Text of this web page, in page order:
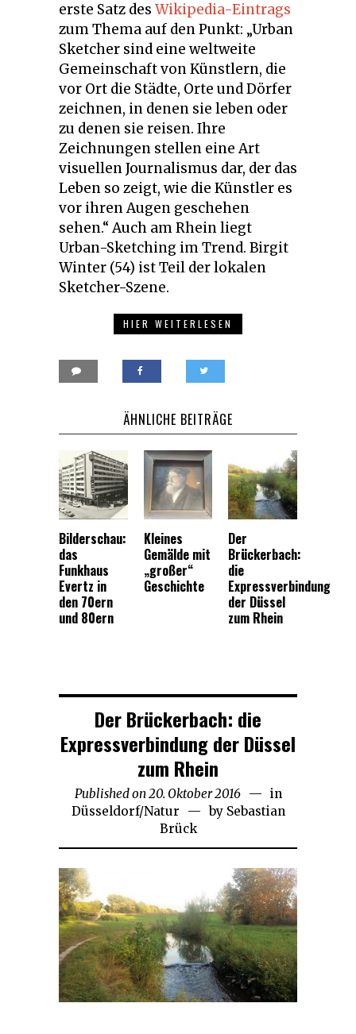
erste Satz des Wikipedia-Eintrags
zum Thema auf den Punkt: „Urban
Sketcher sind eine weltweite
Gemeinschaft von Künstlern, die
vor Ort die Städte, Orte und Dörfer
zeichnen, in denen sie leben oder
zu denen sie reisen. Ihre
Zeichnungen stellen eine Art
visuellen Journalismus dar, der das
Leben so zeigt, wie die Künstler es
vor ihren Augen geschehen
sehen.“ Auch am Rhein liegt
Urban-Sketching im Trend. Birgit
Winter (54) ist Teil der lokalen
Sketcher-Szene.
HIER WEITERLESEN
ÄHNLICHE BEITRÄGE
Bilderschau:
das
Funkhaus
Evertz in
den 70ern
und 80ern
Kleines
Gemälde mit
„großer“
Geschichte
Der
Brückerbach:
die
Expressverbindung
der Düssel
zum Rhein
Der Brückerbach: die
Expressverbindung der Düssel
zum Rhein
Published on20. Oktober 201621.
November
in
Düsseldorf/Natur by Sebastian
Brück